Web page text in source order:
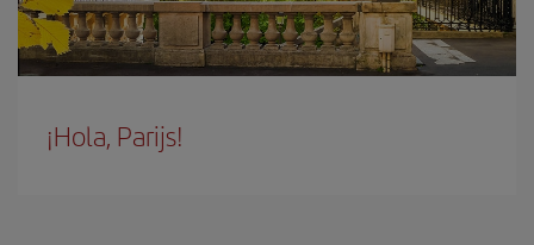
¡Hola, Parijs!